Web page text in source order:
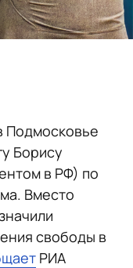
Подмосковье
Борису
в РФ) по
Вместо
свободы в
РИА